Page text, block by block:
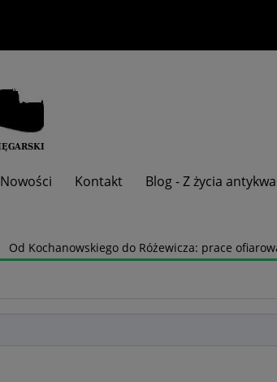
Nowości Kontakt Blog - Z życia
Od Kochanowskiego do Różewicza: prace